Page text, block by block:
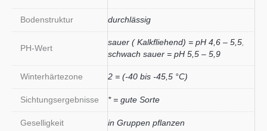
Bodenstruktur durchlässig
PH-Wert
sauer ( Kalkfliehend) = pH 4,6 – 5,5
schwach sauer = pH 5,5 – 5,9
Winterhärtezone 2 = (-40 bis -45,5 °C)
Sichtungsergebnisse * = gute Sorte
Geselligkeit in Gruppen pflanzen